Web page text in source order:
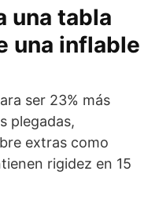
una tabla
una inflable
ser 23% más
plegadas,
extras como
rigidez en 15